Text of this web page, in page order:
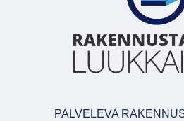
PALVELEVA